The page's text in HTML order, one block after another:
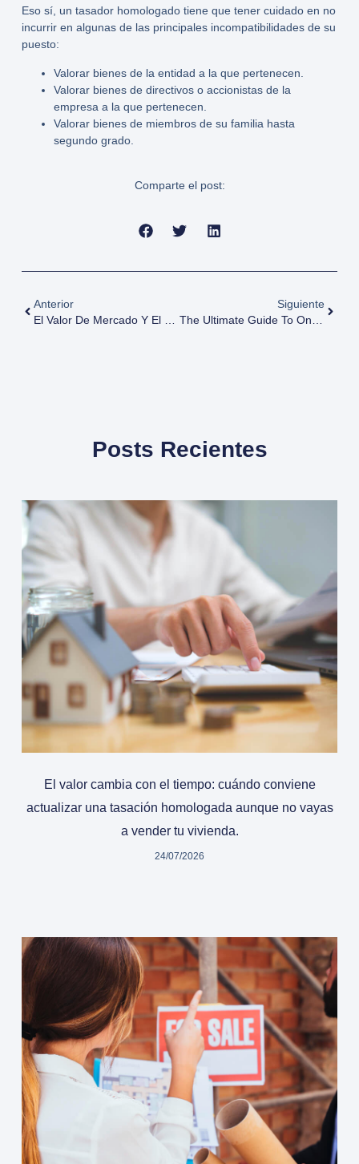
Eso sí, un tasador homologadotiene que tener cuidado en no
incurrir en algunas de las principales incompatibilidades de su
puesto:
Valorar bienes de la entidad a la que pertenecen.
Valorar bienes de directivos o accionistas de la
empresa a la que pertenecen.
Valorar bienes de miembros de su familia hasta
segundo grado.
Comparte el post:
Anterior
Siguiente
Posts Recientes
El valor cambia con el tiempo: cuándo conviene
actualizar una tasación homologada aunque no vayas
a vender tu vivienda.
24/07/2026